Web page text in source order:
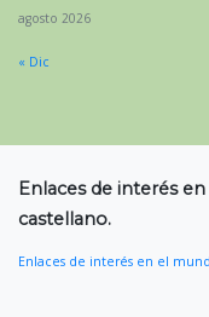
agosto 2026
« Dic
Enlaces de interés
castellano.
Enlaces de interés en el